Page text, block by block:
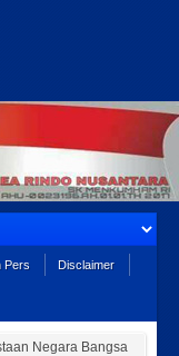
Pers Disclaimer
Negara Bangsa